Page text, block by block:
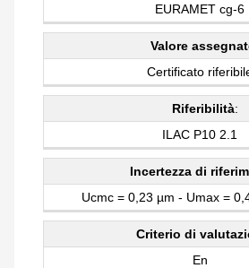
EURAMET cg-6
Valore
Certificato
Riferibilità:
ILAC P10 2.1
Incertezza di
Ucmc = 0,23 µm - Umax =
Criterio di
En